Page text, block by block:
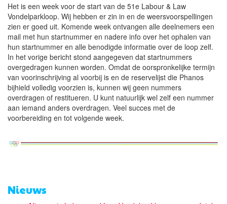
Het is een week voor de start van de 51e Labour & Law
Vondelparkloop. Wij hebben er zin in en de weersvoorspellingen
zien er goed uit. Komende week ontvangen alle deelnemers een
mail met hun startnummer en nadere info over het ophalen van
hun startnummer en alle benodigde informatie over de loop zelf.
In het vorige bericht stond aangegeven dat startnummers
overgedragen kunnen worden. Omdat de oorspronkelijke termijn
van voorinschrijving al voorbij is en de reservelijst die Phanos
bijhield volledig voorzien is, kunnen wij geen nummers
overdragen of restitueren. U kunt natuurlijk wel zelf een nummer
aan iemand anders overdragen. Veel succes met de
voorbereiding en tot volgende week.
Nieuws